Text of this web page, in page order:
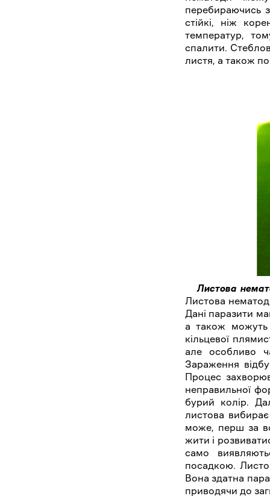
перебираючись
стійкі, ніж
температур,
спалити.
листя, а також
Листова
Листова
Дані паразити
а також можуть
кільцевої
але особливо
Зараження
Процес
неправильної
бурий колір.
листова
може, перш за
жити і
само
посадкою.
Вона здатна
приводячи до